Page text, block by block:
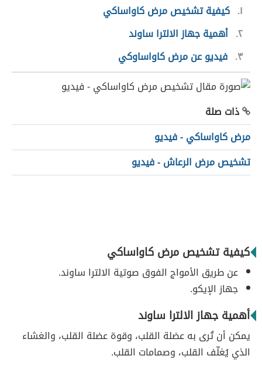
١ كيفية تشخيص مرض كاواساكي
٢ أهمية جهاز الالترا ساوند
٣ فيديو عن مرض كاواساوكي
ذات صلة
مرض كاواساكي - فيديو
تشخيص مرض الرعاش - فيديو
كيفية تشخيص مرض كاواساكي
عن طريق الأمواج الفوق صوتية الالترا ساوند.
جهاز الإيكو.
أهمية جهاز الالترا ساوند
يمكن أن تُرى به عضلة القلب، وقوة عضلة القلب، والغشاء
الذي يُغلّف القلب، وصمامات القلب.